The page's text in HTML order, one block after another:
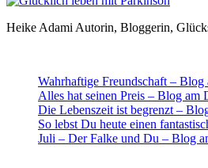
Heike Adami Autorin, Bloggerin,
Wahrhaftige Freundschaft –
Alles hat seinen Preis – Blog am
Die Lebenszeit ist begrenzt –
So lebst Du heute einen
Juli – Der Falke und Du – Blog